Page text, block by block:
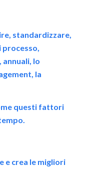
standardizzare,
lo
la
questi fattori
e crea le migliori